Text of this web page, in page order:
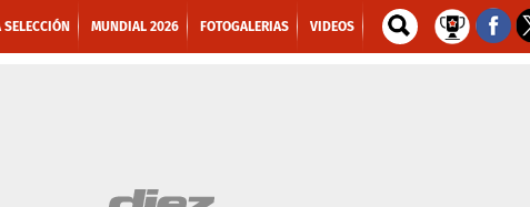
SELECCIÓN MUNDIAL 2026 FOTOGALERIAS VIDEOS